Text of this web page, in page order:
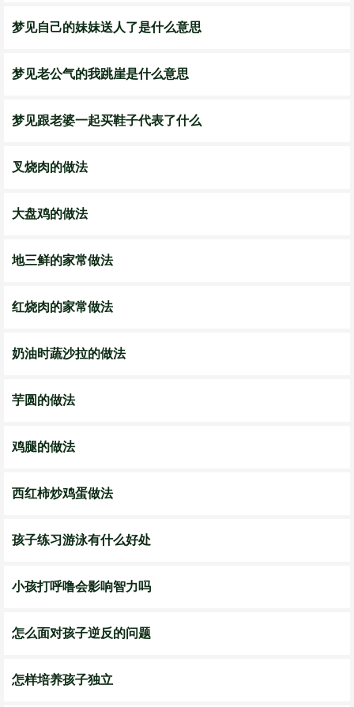
梦见自己的妹妹送人了是什么意思
梦见老公气的我跳崖是什么意思
梦见跟老婆一起买鞋子代表了什么
叉烧肉的做法
大盘鸡的做法
地三鲜的家常做法
红烧肉的家常做法
奶油时蔬沙拉的做法
芋圆的做法
鸡腿的做法
西红柿炒鸡蛋做法
孩子练习游泳有什么好处
小孩打呼噜会影响智力吗
怎么面对孩子逆反的问题
怎样培养孩子独立